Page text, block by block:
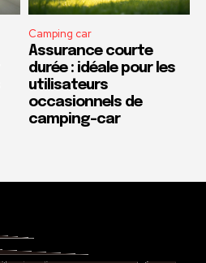
Camping car
Assurance courte
durée : idéale pour les
utilisateurs
occasionnels de
camping-car